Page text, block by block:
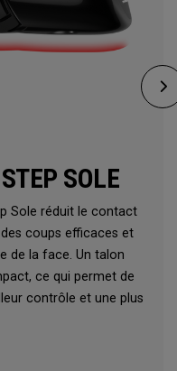
SOLE
Sole réduit le contact
coups efficaces et
de la face. Un talon
ce qui permet de
contrôle et une plus